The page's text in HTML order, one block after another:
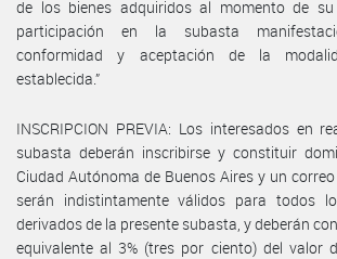
de los bienes adquiridos al momento de
participación en la subasta
conformidad y aceptación de la
establecida.”
INSCRIPCION PREVIA: Los interesados en
subasta deberán inscribirse y constituir
Ciudad Autónoma de Buenos Aires y un
serán indistintamente válidos para todos
derivados de la presente subasta, y deberán
equivalente al 3% (tres por ciento) del valor